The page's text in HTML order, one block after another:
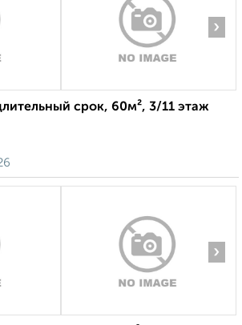
›
срок, 60м², 3/11 этаж
›